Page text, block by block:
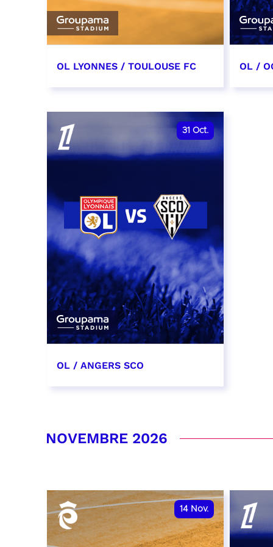
OL LYONNES / TOULOUSE FC
date et heure à confirmer
RÉSERVER
OL /
31 Oct.
OL / ANGERS SCO
RÉSERVER
NOVEMBRE 2026
14 Nov.